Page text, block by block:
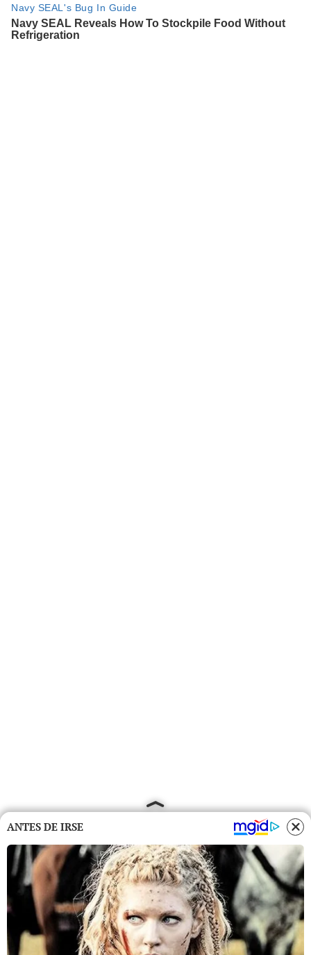
ANTES DE IRSE